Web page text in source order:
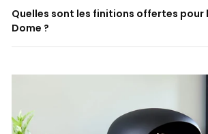
Quelles sont les finitions offertes pour
Dome ?